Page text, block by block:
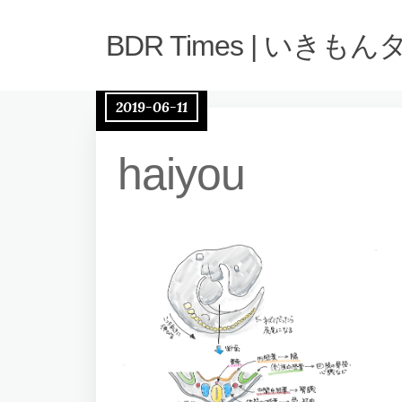
BDR Times | いきもん
2019-06-11
haiyou